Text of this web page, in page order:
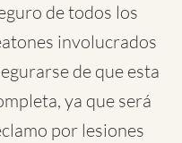
de todos los
involucrados
de que esta
ya que será
por lesiones